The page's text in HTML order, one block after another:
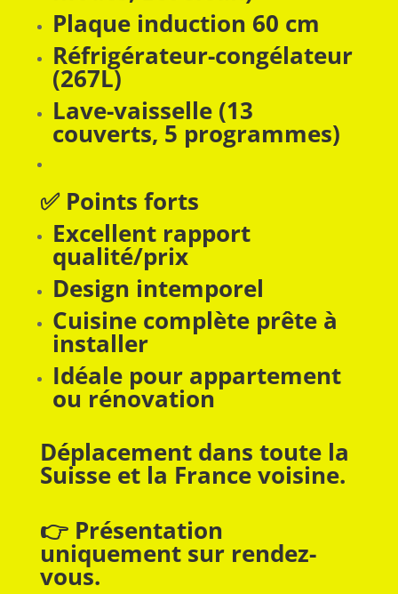
Plaque induction 60 cm
Réfrigérateur-congélateur
(267L)
Lave-vaisselle (13
couverts, 5 programmes)
✅ Points forts
Excellent rapport
qualité/prix
Design intemporel
Cuisine complète prête à
installer
Idéale pour appartement
ou rénovation
Déplacement dans toute la
Suisse et la France voisine.
👉 Présentation
uniquement sur rendez-
vous.